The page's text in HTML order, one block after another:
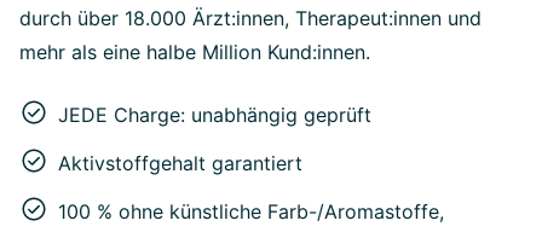
durch über 18.000 Ärzt:innen, Therapeut:innen und
mehr als eine halbe Million Kund:innen.
JEDE Charge: unabhängig geprüft
Aktivstoffgehalt garantiert
100 % ohne künstliche Farb-/Aromastoffe,